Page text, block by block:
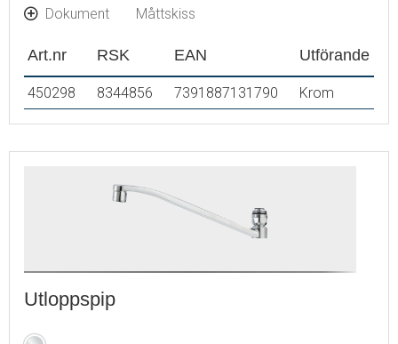
Dokument Måttskiss
Art.nr RSK EAN Utförande
450298 8344856 7391887131790 Krom
Utloppspip